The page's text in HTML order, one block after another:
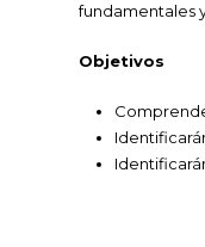
fundamentales
Objetivos